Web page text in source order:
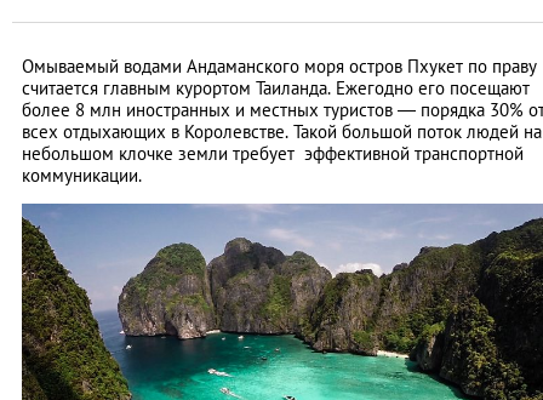
Омываемый водами Андаманского моря остров Пхукет по праву
считается главным курортом Таиланда. Ежегодно его посещают
более 8 млн иностранных и местных туристов — порядка 30%
всех отдыхающих в Королевстве. Такой большой поток людей на
небольшом клочке земли требует эффективной транспортной
коммуникации.